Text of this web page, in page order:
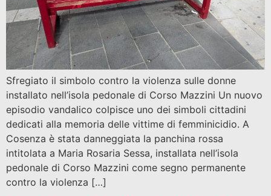
Sfregiato il simbolo contro la violenza sulle donne
installato nell’isola pedonale di Corso Mazzini Un nuovo
episodio vandalico colpisce uno dei simboli cittadini
dedicati alla memoria delle vittime di femminicidio. A
Cosenza è stata danneggiata la panchina rossa
intitolata a Maria Rosaria Sessa, installata nell’isola
pedonale di Corso Mazzini come segno permanente
contro la violenza […]